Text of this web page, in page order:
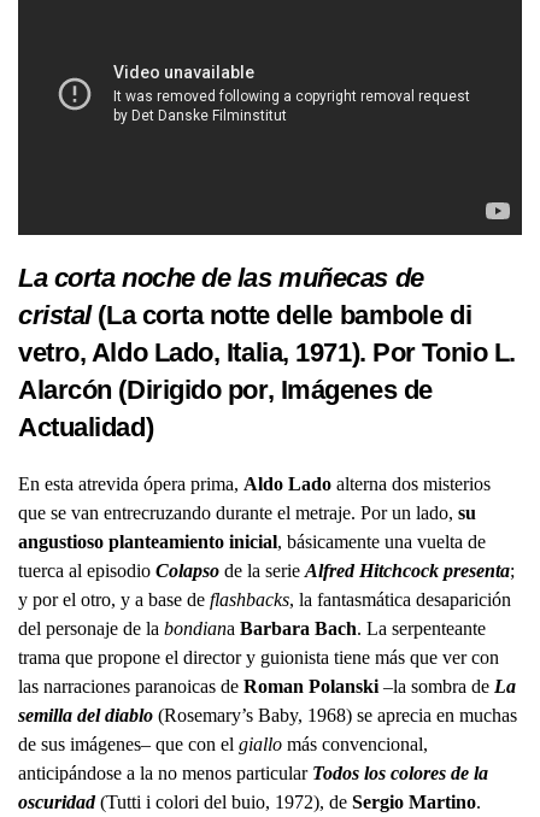
La corta noche de las muñecas de
cristal (La corta notte delle bambole di
vetro, Aldo Lado, Italia, 1971). Por Tonio L.
Alarcón (Dirigido por, Imágenes de
Actualidad)
En esta atrevida ópera prima, Aldo Lado alterna dos misterios
que se van entrecruzando durante el metraje. Por un lado, su
angustioso planteamiento inicial, básicamente una vuelta de
tuerca al episodio Colapso de la serie Alfred Hitchcock presenta;
y por el otro, y a base de flashbacks, la fantasmática desaparición
del personaje de la bondiana Barbara Bach. La serpenteante
trama que propone el director y guionista tiene más que ver con
las narraciones paranoicas de Roman Polanski –la sombra de La
semilla del diablo (Rosemary’s Baby, 1968) se aprecia en muchas
de sus imágenes– que con el giallo más convencional,
anticipándose a la no menos particular Todos los colores de la
oscuridad (Tutti i colori del buio, 1972), de Sergio Martino.